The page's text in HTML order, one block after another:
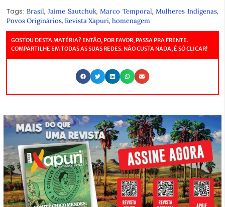
Tags: Brasil,Jaime Sautchuk,Marco Temporal,Mulheres Indígenas,
Povos Originários, Revista Xapuri, homenagem
GOSTOU DESTA MATÉRIA? ENTÃO, POR FAVOR, PASSA PRA FRENTE.
COMPARTILHE EM TODAS AS SUAS REDES. NÃO CUSTA NADA, É SÓ CLICAR!